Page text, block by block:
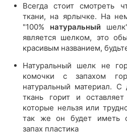
Всегда стоит смотреть
ткани, на ярлычке. На
"100% натуральный
является шелком, это
красивым названием,
Натуральный шелк не
комочки с запахом
натуральный материал. С
ткань горит и
которые нельзя или
так же он будет иметь
запах пластика